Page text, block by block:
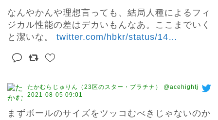
なんやかんや理想言っても、結局人種によるフィ
ジカル性能の差はデカいもんなあ。ここまでいく
と潔いな。 twitter.com/hbkr/status/14…
たかむらじゅりん（23区のスター・プラチナ） @acehightj
2021-08-05 09:01
まずボールのサイズをツッコむべきじゃないのか